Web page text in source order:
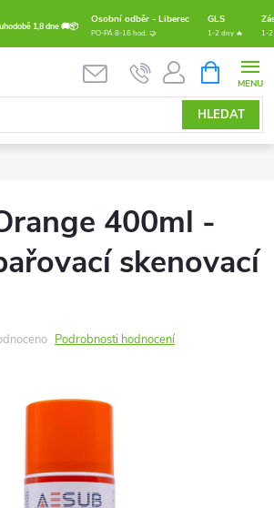
1,8 dne 🚚📦
Osobní odběr - Liberec GLS
PO-PÁ 8-16 hod. 🤝 1-2 dny 🔥 1-
HLEDAT
NÁKUPNÍ
KOŠÍK
400ml -
skenovací
Podrobnosti hodnocení